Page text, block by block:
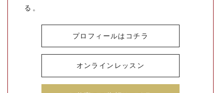
る。
プロフィールはコチラ
オンラインレッスン